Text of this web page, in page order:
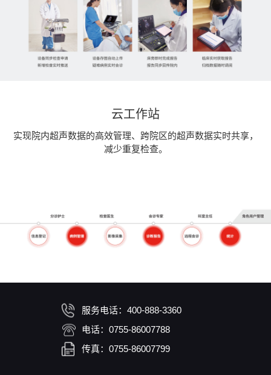
云工作站
实现院内超声数据的高效管理、跨院区的超声数据实时共享，
减少重复检查。
服务电话：400-888-3360
电话：0755-86007788
传真：0755-86007799